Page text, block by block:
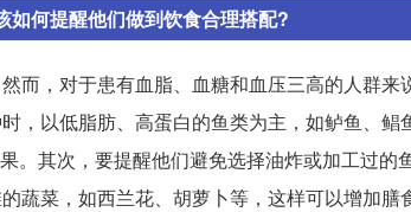
如何提醒他们做到饮食合理搭配?
而，对于患有血脂、血糖和血压三高的人群来
，以低脂肪、高蛋白的鱼类为主，如鲈鱼、鲳
。其次，要提醒他们避免选择油炸或加工过的
蔬菜，如西兰花、胡萝卜等，这样可以增加膳